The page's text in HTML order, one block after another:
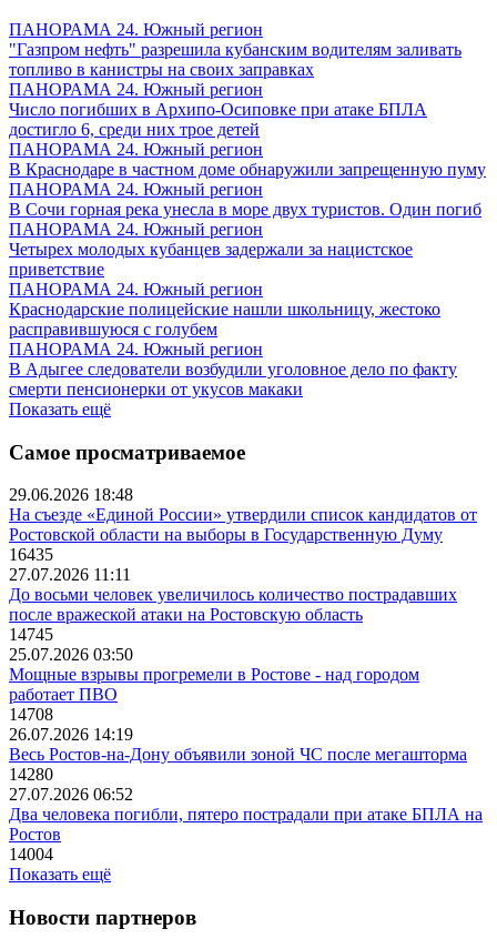
ПАНОРАМА 24. Южный регион
"Газпром нефть" разрешила кубанским водителям заливать
топливо в канистры на своих заправках
ПАНОРАМА 24. Южный регион
Число погибших в Архипо-Осиповке при атаке БПЛА
достигло 6, среди них трое детей
ПАНОРАМА 24. Южный регион
В Краснодаре в частном доме обнаружили запрещенную пуму
ПАНОРАМА 24. Южный регион
В Сочи горная река унесла в море двух туристов. Один погиб
ПАНОРАМА 24. Южный регион
Четырех молодых кубанцев задержали за нацистское
приветствие
ПАНОРАМА 24. Южный регион
Краснодарские полицейские нашли школьницу, жестоко
расправившуюся с голубем
ПАНОРАМА 24. Южный регион
В Адыгее следователи возбудили уголовное дело по факту
смерти пенсионерки от укусов макаки
Показать ещё
Самое просматриваемое
29.06.2026 18:48
На съезде «Единой России» утвердили список кандидатов от
Ростовской области на выборы в Государственную Думу
16435
27.07.2026 11:11
До восьми человек увеличилось количество пострадавших
после вражеской атаки на Ростовскую область
14745
25.07.2026 03:50
Мощные взрывы прогремели в Ростове - над городом
работает ПВО
14708
26.07.2026 14:19
Весь Ростов-на-Дону объявили зоной ЧС после мегашторма
14280
27.07.2026 06:52
Два человека погибли, пятеро пострадали при атаке БПЛА на
Ростов
14004
Показать ещё
Новости партнеров